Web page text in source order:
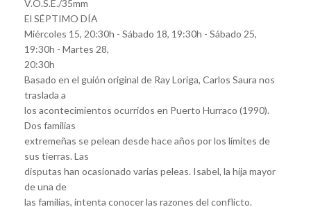
V.O.S.E./35mm
El SÉPTIMO DÍA
Miércoles 15, 20:30h - Sábado 18, 19:30h - Sábado 25,
19:30h - Martes 28,
20:30h
Basado en el guión original de Ray Loriga, Carlos Saura nos
traslada a
los acontecimientos ocurridos en Puerto Hurraco (1990).
Dos familias
extremeñas se pelean desde hace años por los límites de
sus tierras. Las
disputas han ocasionado varias peleas. Isabel, la hija mayor
de una de
las familias, intenta conocer las razones del conflicto.